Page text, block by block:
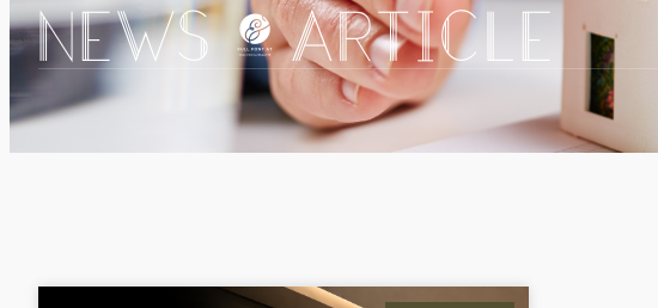
News & Article